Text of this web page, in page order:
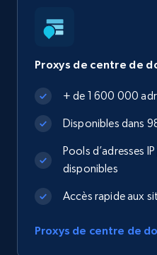
Proxys de centre de
+ de 1 600 000
Disponibles dans
Pools d’adresses
disponibles
Accès rapide aux
Proxys de centre de